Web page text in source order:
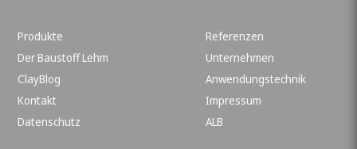
Produkte
Referenzen
Der Baustoff Lehm
Unternehmen
ClayBlog
Anwendungstechnik
Kontakt
Impressum
Datenschutz
ALB